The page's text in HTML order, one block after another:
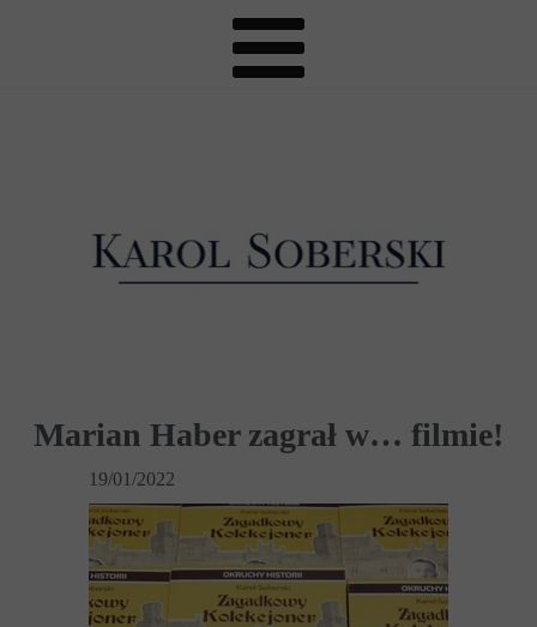
19/01/2022
Marian Haber zagrał w… filmie!